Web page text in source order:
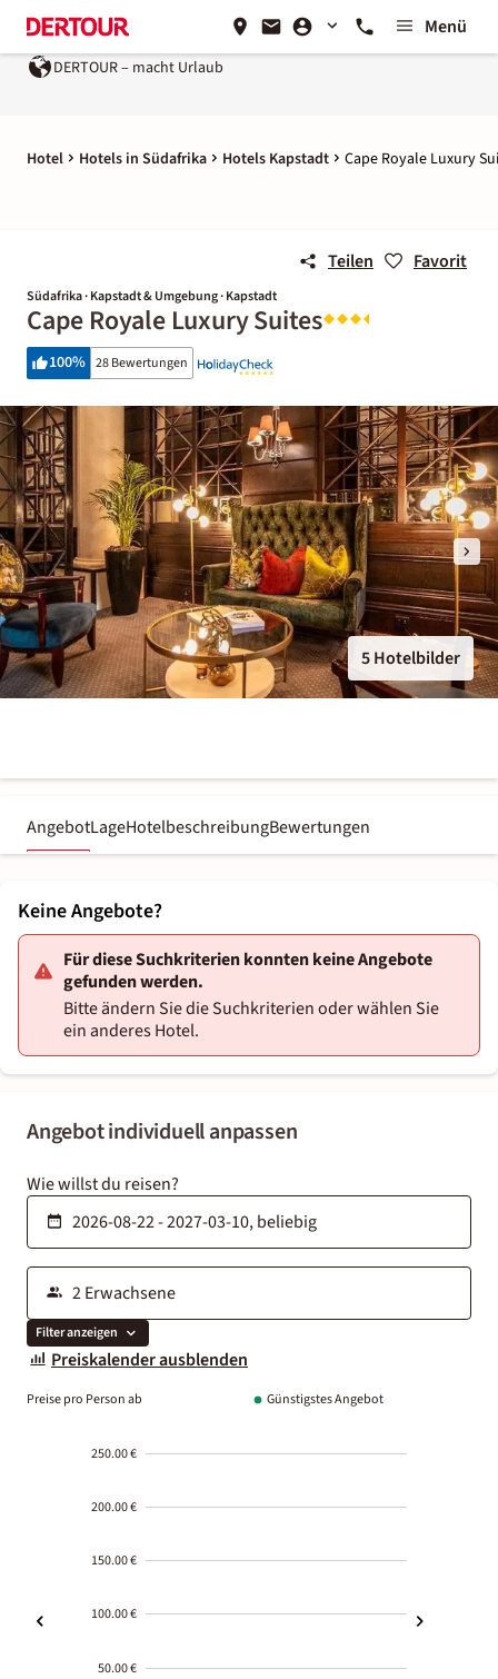
Menü
DERTOUR – macht Urlaub
Hotel Hotels in Südafrika Hotels Kapstadt Cape Royale Luxury
Teilen Favorit
Südafrika · Kapstadt & Umgebung · Kapstadt
Cape Royale Luxury Suites
100% 28 Bewertungen
5 Hotelbilder
AngebotLageHotelbeschreibungBewertungen
Angebot individuell anpassen
Wie willst du reisen?
Filter anzeigen
Preiskalender ausblenden
Preise pro Person ab Günstigstes Angebot
250.00 €
200.00 €
150.00 €
100.00 €
50.00 €
Keine Angebote?
Für diese Suchkriterien konnten keine Angebote
gefunden werden.
Bitte ändern Sie die Suchkriterien oder wählen Sie
ein anderes Hotel.